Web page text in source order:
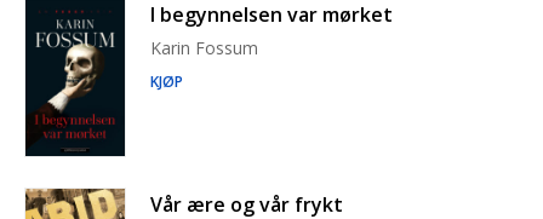
I begynnelsen var mørket
Karin Fossum
KJØP
Vår ære og vår frykt